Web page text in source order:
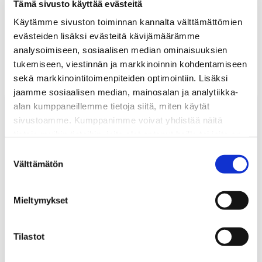
Tämä sivusto käyttää evästeitä
Käytämme sivuston toiminnan kannalta välttämättömien
evästeiden lisäksi evästeitä kävijämäärämme
analysoimiseen, sosiaalisen median ominaisuuksien
tukemiseen, viestinnän ja markkinoinnin kohdentamiseen
sekä markkinointitoimenpiteiden optimointiin. Lisäksi
jaamme sosiaalisen median, mainosalan ja analytiikka-
alan kumppaneillemme tietoja siitä, miten käytät
sivustoamme. Kumppanimme voivat yhdistää näitä
valinta
Välttämätön
Mieltymykset
Tilastot
AVAINSANAT: AUTOTEKNIIKKA, INSINÖÖRITYÖ,
INSINÖÖRITYÖGAALA
Tutustu myös
Sähkö-
sähkötyöt:
(lähikoulutus,